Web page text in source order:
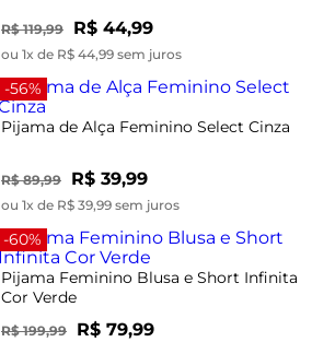
R$ 119,99 R$ 44,99
ou 1x de R$ 44,99 sem juros
-56%
Pijama de Alça Feminino Select Cinza
R$ 89,99 R$ 39,99
ou 1x de R$ 39,99 sem juros
-60%
Pijama Feminino Blusa e Short Infinita
Cor Verde
R$ 199,99 R$ 79,99